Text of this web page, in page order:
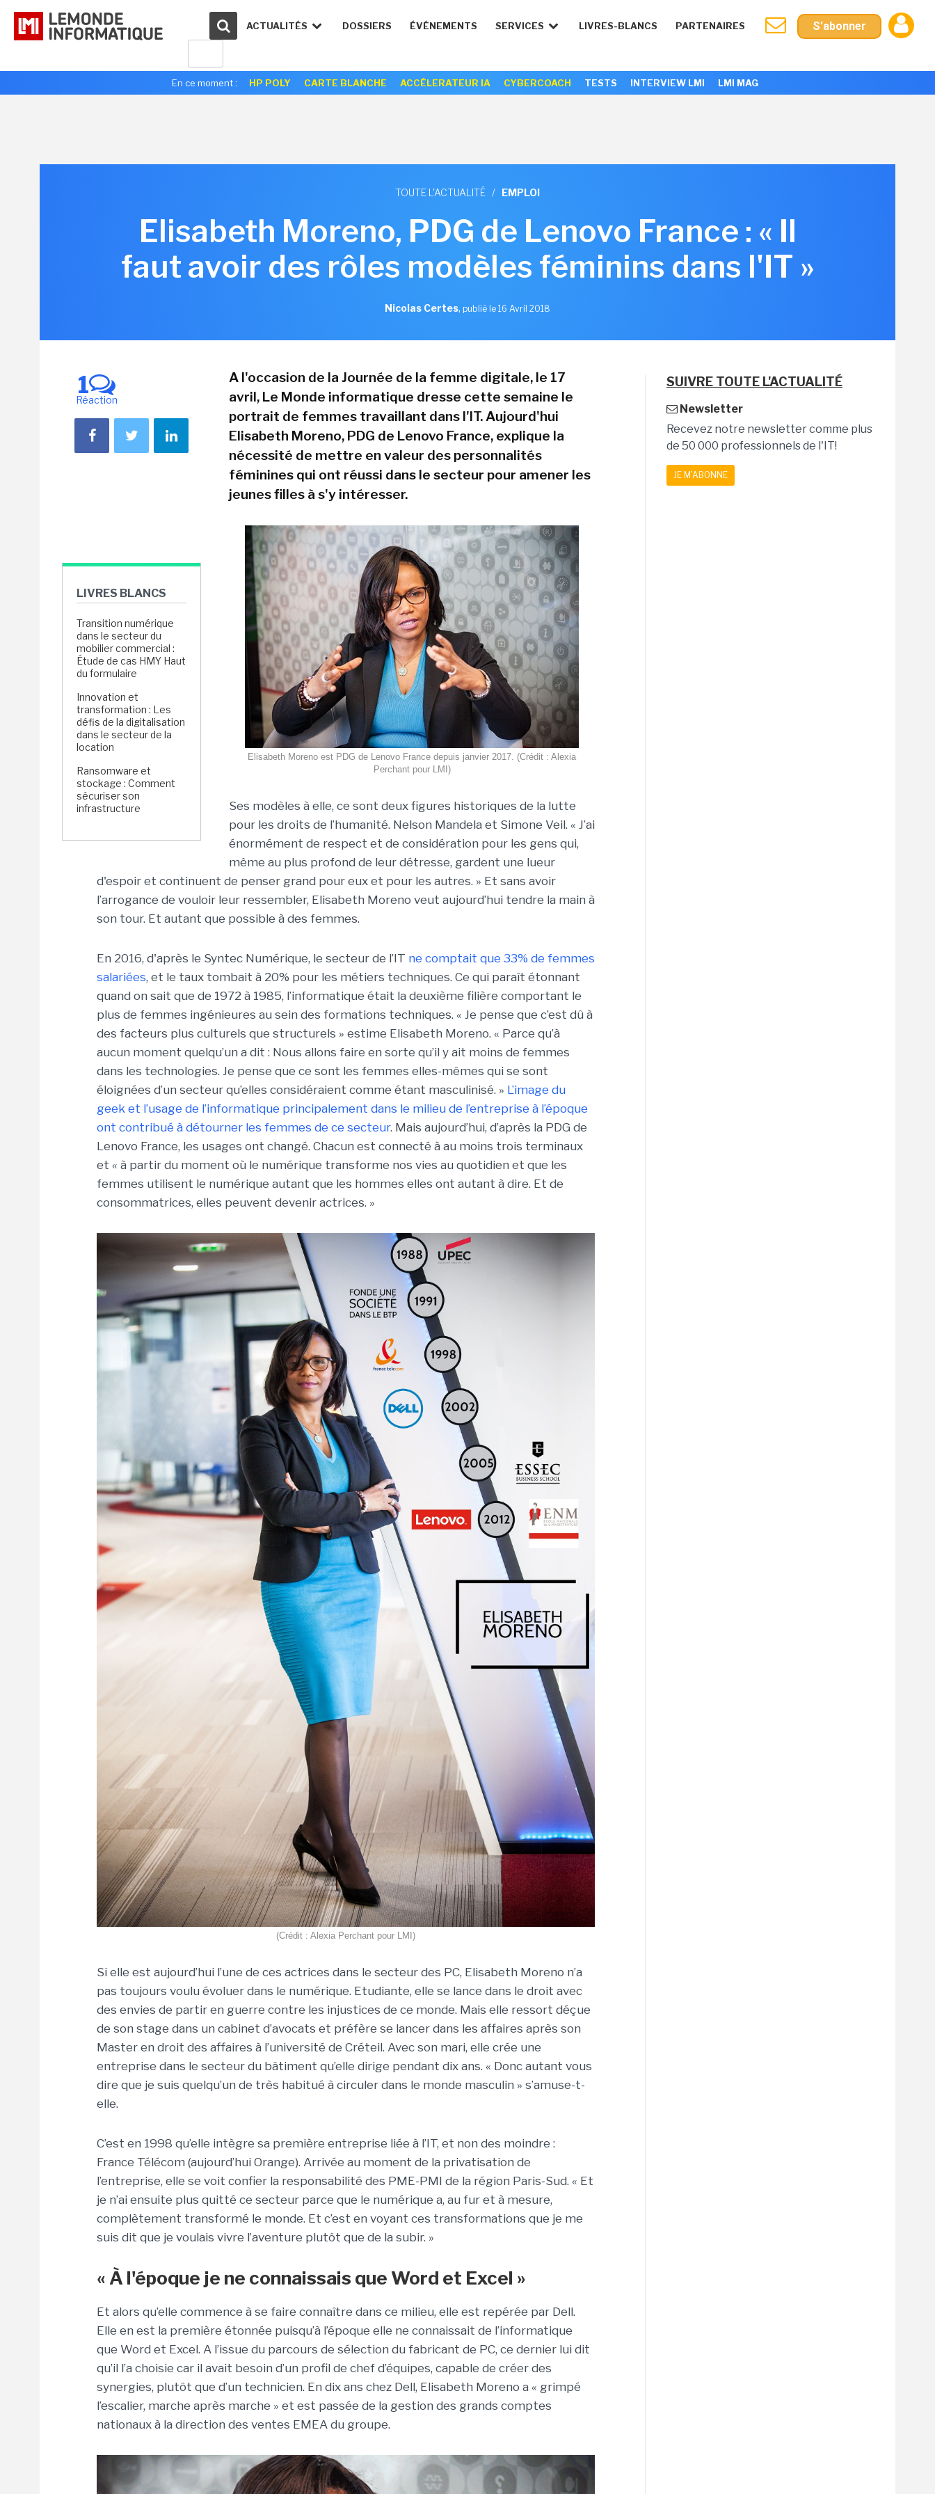
ACTUALITÉS DOSSIERS ÉVÉNEMENTS SERVICES LIVRES-BLANCS PARTENAIRES S'abonner
En ce moment : HP POLY CARTE BLANCHE ACCÉLERATEUR IA CYBERCOACH TESTS INTERVIEW LMI LMI MAG
TOUTE L'ACTUALITÉ / EMPLOI
Elisabeth Moreno, PDG de Lenovo France : « Il
faut avoir des rôles modèles féminins dans l'IT »
Nicolas Certes, publié le 16 Avril 2018
1
Réaction
LIVRES BLANCS
Transition numérique
dans le secteur du
mobilier commercial :
Étude de cas HMY Haut
du formulaire
Innovation et
transformation : Les
défis de la digitalisation
dans le secteur de la
location
Ransomware et
stockage : Comment
sécuriser son
infrastructure
A l'occasion de la Journée de la femme digitale, le 17
avril, Le Monde informatique dresse cette semaine le
portrait de femmes travaillant dans l'IT. Aujourd'hui
Elisabeth Moreno, PDG de Lenovo France, explique la
nécessité de mettre en valeur des personnalités
féminines qui ont réussi dans le secteur pour amener les
jeunes filles à s'y intéresser.
Elisabeth Moreno est PDG de Lenovo France depuis janvier 2017. (Crédit : Alexia
Perchant pour LMI)
Ses modèles à elle, ce sont deux figures historiques de la lutte
pour les droits de l’humanité. Nelson Mandela et Simone Veil. « J’ai
énormément de respect et de considération pour les gens qui,
même au plus profond de leur détresse, gardent une lueur
d'espoir et continuent de penser grand pour eux et pour les autres. » Et sans avoir
l’arrogance de vouloir leur ressembler, Elisabeth Moreno veut aujourd’hui tendre la main à
son tour. Et autant que possible à des femmes.
En 2016, d'après le Syntec Numérique, le secteur de l’IT ne comptait que 33% de femmes
salariées, et le taux tombait à 20% pour les métiers techniques. Ce qui paraît étonnant
quand on sait que de 1972 à 1985, l’informatique était la deuxième filière comportant le
plus de femmes ingénieures au sein des formations techniques. « Je pense que c’est dû à
des facteurs plus culturels que structurels » estime Elisabeth Moreno. « Parce qu’à
aucun moment quelqu’un a dit : Nous allons faire en sorte qu’il y ait moins de femmes
dans les technologies. Je pense que ce sont les femmes elles-mêmes qui se sont
éloignées d’un secteur qu’elles considéraient comme étant masculinisé. » L’image du
geek et l’usage de l’informatique principalement dans le milieu de l’entreprise à l’époque
ont contribué à détourner les femmes de ce secteur. Mais aujourd’hui, d’après la PDG de
Lenovo France, les usages ont changé. Chacun est connecté à au moins trois terminaux
et « à partir du moment où le numérique transforme nos vies au quotidien et que les
femmes utilisent le numérique autant que les hommes elles ont autant à dire. Et de
consommatrices, elles peuvent devenir actrices. »
(Crédit : Alexia Perchant pour LMI)
Si elle est aujourd’hui l’une de ces actrices dans le secteur des PC, Elisabeth Moreno n’a
pas toujours voulu évoluer dans le numérique. Etudiante, elle se lance dans le droit avec
des envies de partir en guerre contre les injustices de ce monde. Mais elle ressort déçue
de son stage dans un cabinet d’avocats et préfère se lancer dans les affaires après son
Master en droit des affaires à l’université de Créteil. Avec son mari, elle crée une
entreprise dans le secteur du bâtiment qu’elle dirige pendant dix ans. « Donc autant vous
dire que je suis quelqu’un de très habitué à circuler dans le monde masculin » s’amuse-t-
elle.
C’est en 1998 qu’elle intègre sa première entreprise liée à l’IT, et non des moindre :
France Télécom (aujourd’hui Orange). Arrivée au moment de la privatisation de
l’entreprise, elle se voit confier la responsabilité des PME-PMI de la région Paris-Sud. « Et
je n’ai ensuite plus quitté ce secteur parce que le numérique a, au fur et à mesure,
complètement transformé le monde. Et c’est en voyant ces transformations que je me
suis dit que je voulais vivre l’aventure plutôt que de la subir. »
« À l'époque je ne connaissais que Word et Excel »
Et alors qu’elle commence à se faire connaître dans ce milieu, elle est repérée par Dell.
Elle en est la première étonnée puisqu’à l’époque elle ne connaissait de l’informatique
que Word et Excel. A l’issue du parcours de sélection du fabricant de PC, ce dernier lui dit
qu’il l’a choisie car il avait besoin d’un profil de chef d’équipes, capable de créer des
synergies, plutôt que d’un technicien. En dix ans chez Dell, Elisabeth Moreno a « grimpé
l’escalier, marche après marche » et est passée de la gestion des grands comptes
nationaux à la direction des ventes EMEA du groupe.
SUIVRE TOUTE L'ACTUALITÉ
Newsletter
Recevez notre newsletter comme plus
de 50 000 professionnels de l'IT!
JE M'ABONNE